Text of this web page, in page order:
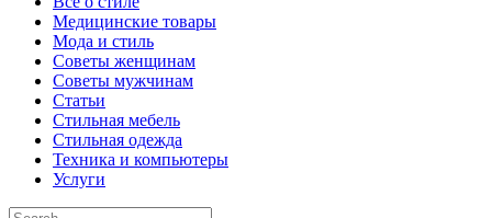
Медицинские товары
Мода и стиль
Советы женщинам
Советы мужчинам
Статьи
Стильная мебель
Стильная одежда
Техника и компьютеры
Услуги